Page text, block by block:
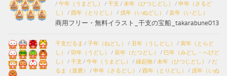
/ 午年（うまどし） / 干支 / 未年（ひつじどし） / 申年（さるど
し）
/ 酉年（とりどし） / 戌年（いぬどし） / 亥年（いどし）
商用フリー・無料イラスト_干支の宝船_takarabune013
干支だるま / 子年（ねどし） / 丑年（うしどし） / 寅年（とらど
し）
/ 卯年（うどし） / 辰年（たつどし） / 巳年（みどし・へびど
し）
/ 干支 / 午年（うまどし） / 縁起物/ 未年（ひつじどし） / だ
るま（達磨）
/ 申年（さるどし） / 酉年（とりどし） / 戌年（いぬ